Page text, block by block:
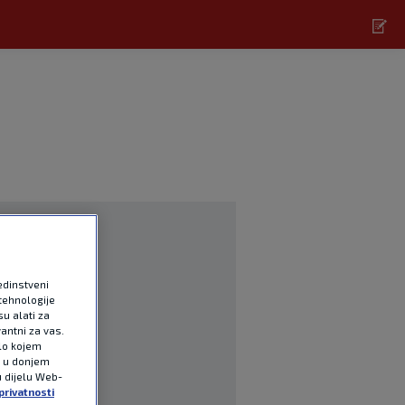
alati za
za vas.
kojem
donjem
dijelu Web-